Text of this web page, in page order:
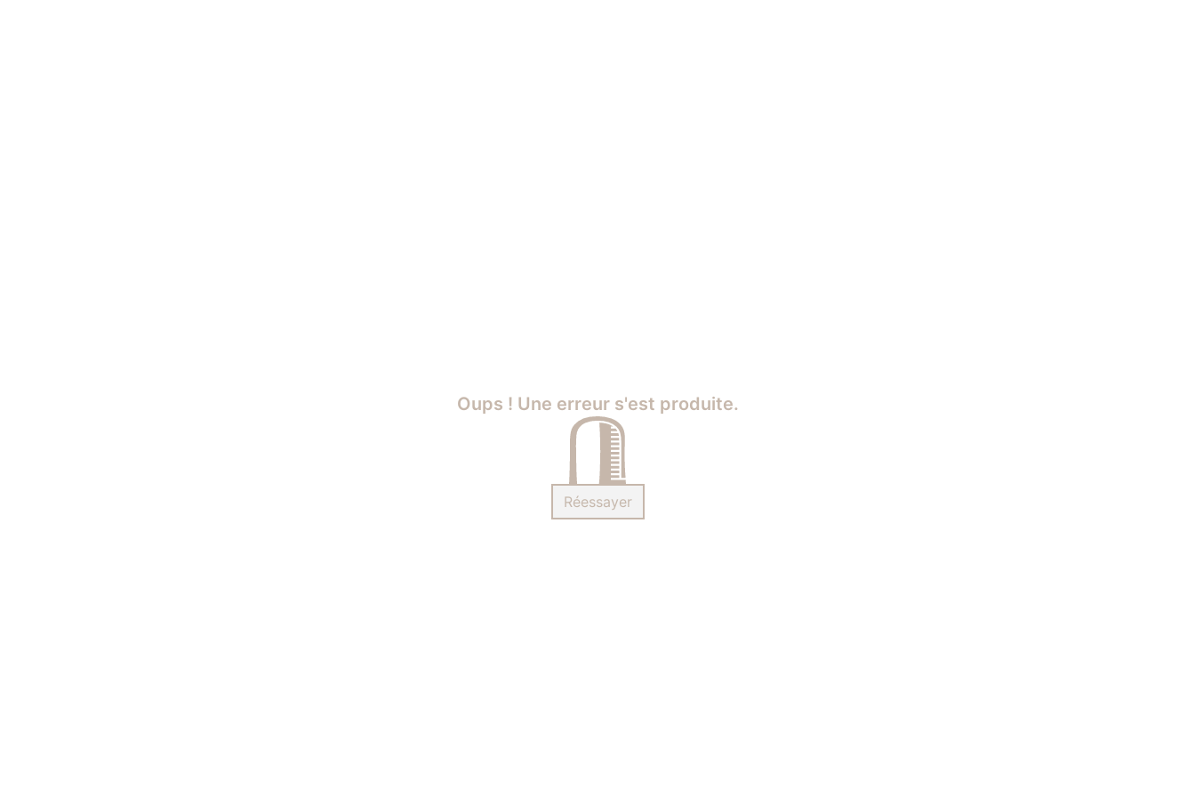
Oups ! Une erreur s'est produite.
Réessayer